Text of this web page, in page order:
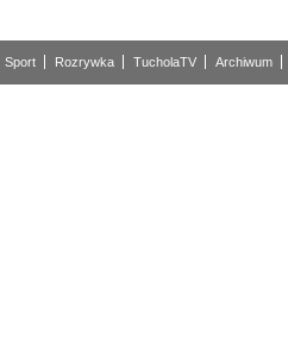
Sport Rozrywka TucholaTV Archiwum